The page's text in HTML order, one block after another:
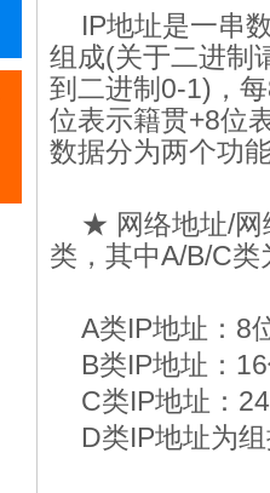
IP地址是一串
组成(关于二进制
到二进制0-1)，
位表示籍贯+8位
数据分为两个功
★ 网络地址/网
类，其中A/B/C
A类IP地址：8
B类IP地址：
C类IP地址：
D类IP地址为